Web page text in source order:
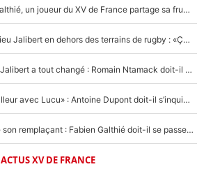
Mis de côté par Fabien Galthié, un joueur du XV de France partage sa frustration : «ils ne me l’ont pas dit tout de suite»
La raison d'être de Matthieu Jalibert en dehors des terrains de rugby : «Ça m'atteint autant que si tu touches à un membre de ma famille»
XV de France - Matthieu Jalibert a tout changé : Romain Ntamack doit-il s’inquiéter pour sa place à un an de la Coupe du monde ?
«Le XV de France est meilleur avec Lucu» : Antoine Dupont doit-il s’inquiéter pour sa place ?
Le XV de France a trouvé son remplaçant : Fabien Galthié doit-il se passer d'Antoine Dupont ?
ACTUS XV DE FRANCE